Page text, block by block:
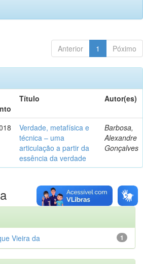
Anterior 1 Póximo
Título Autor(es)
Verdade, metafísica e
técnica – uma
articulação a partir da
essência da verdade
Barbosa,
Alexandre
Gonçalves
1
Vieira da